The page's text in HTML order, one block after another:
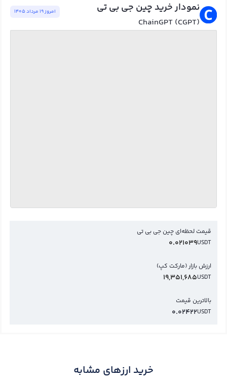
نمودار خرید چین جی بی تی
ChainGPT (CGPT)
امروز ١٩ مرداد ١٤٠٥
قیمت لحظه‌ای چین جی بی تی
USDT
0.021039
ارزش بازار (مارکت کپ)
USDT
19,351,685
بالاترین قیمت
USDT
0.02422
خرید ارزهای مشابه